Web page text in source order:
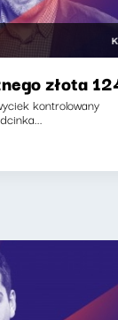
złota
kontrolowany